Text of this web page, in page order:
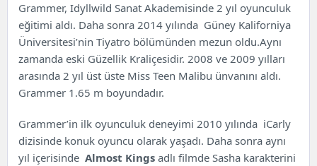
Grammer, Idyllwild Sanat Akademisinde 2 yıl oyunculuk
eğitimi aldı. Daha sonra 2014 yılında Güney Kaliforniya
Üniversitesi’nin Tiyatro bölümünden mezun oldu.Aynı
zamanda eski Güzellik Kraliçesidir. 2008 ve 2009 yılları
arasında 2 yıl üst üste Miss Teen Malibu ünvanını aldı.
Grammer 1.65 m boyundadır.
Grammer’in ilk oyunculuk deneyimi 2010 yılında iCarly
dizisinde konuk oyuncu olarak yaşadı. Daha sonra aynı
yıl içerisinde Almost Kings adlı filmde Sasha karakterini